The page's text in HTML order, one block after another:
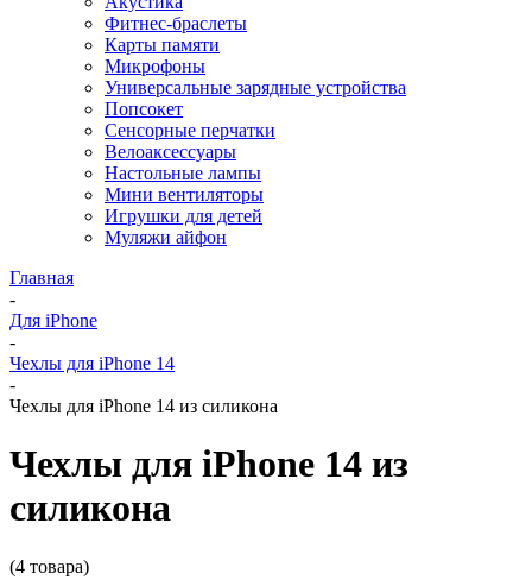
Фитнес-браслеты
Карты памяти
Микрофоны
Универсальные зарядные устройства
Попсокет
Сенсорные перчатки
Велоаксессуары
Настольные лампы
Мини вентиляторы
Игрушки для детей
Муляжи айфон
Главная
-
Для iPhone
-
Чехлы для iPhone 14
-
Чехлы для iPhone 14 из силикона
Чехлы для iPhone 14 из
силикона
(4 товара)